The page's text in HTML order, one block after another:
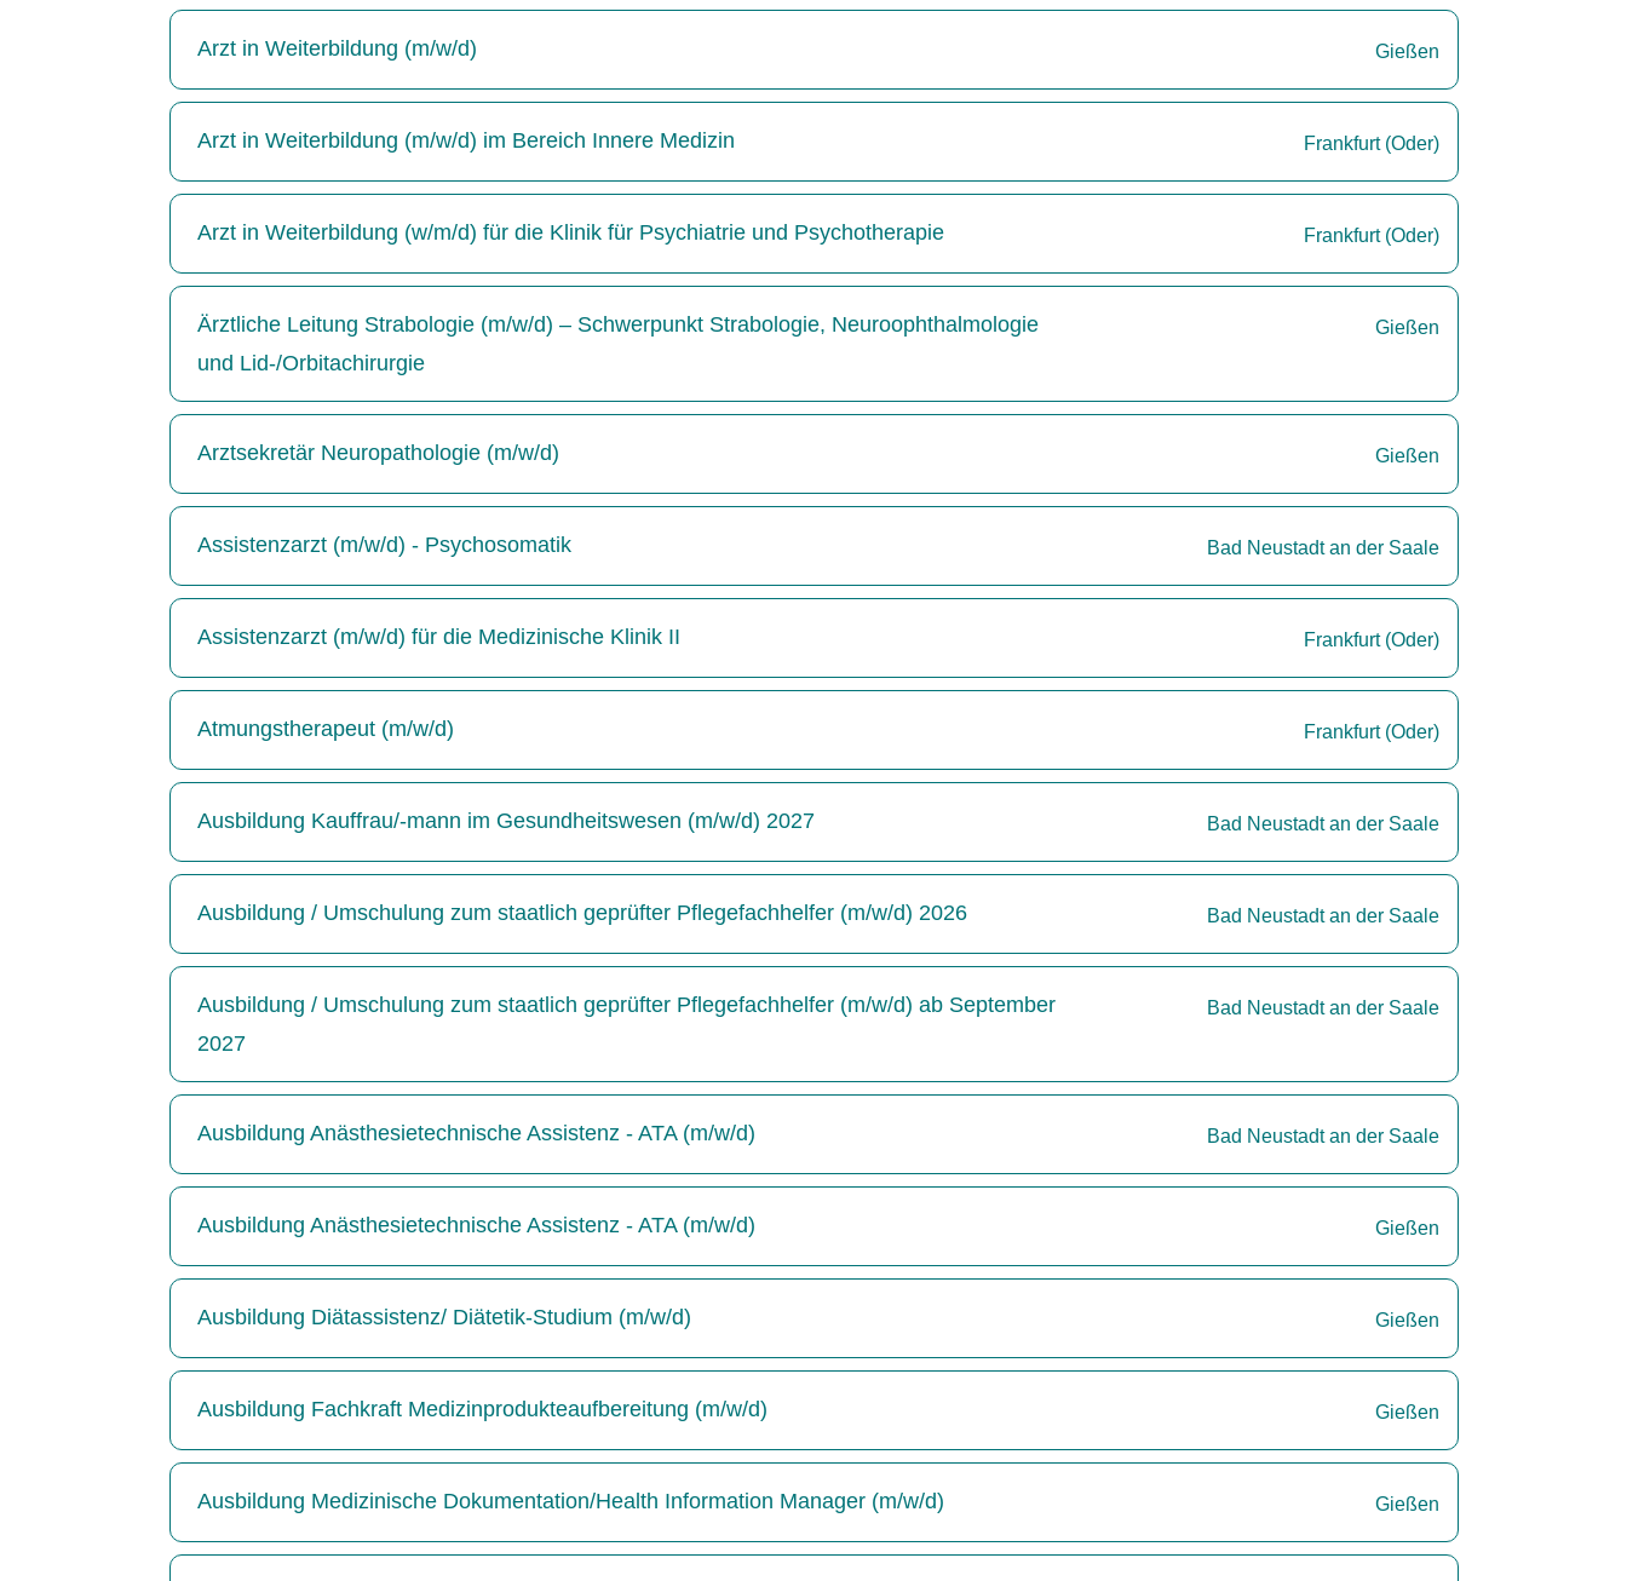
Arzt in Weiterbildung (m/w/d) Gießen
Arzt in Weiterbildung (m/w/d) im Bereich Innere Medizin Frankfurt (Oder)
Arzt in Weiterbildung (w/m/d) für die Klinik für Psychiatrie und Psychotherapie Frankfurt (Oder)
Ärztliche Leitung Strabologie (m/w/d) – Schwerpunkt Strabologie, Neuroophthalmologie
und Lid-/Orbitachirurgie
Gießen
Arztsekretär Neuropathologie (m/w/d) Gießen
Assistenzarzt (m/w/d) - Psychosomatik Bad Neustadt an der Saale
Assistenzarzt (m/w/d) für die Medizinische Klinik II Frankfurt (Oder)
Atmungstherapeut (m/w/d) Frankfurt (Oder)
Ausbildung Kauffrau/-mann im Gesundheitswesen (m/w/d) 2027 Bad Neustadt an der Saale
Ausbildung / Umschulung zum staatlich geprüfter Pflegefachhelfer (m/w/d) 2026 Bad Neustadt an der Saale
Ausbildung / Umschulung zum staatlich geprüfter Pflegefachhelfer (m/w/d) ab September
2027
Bad Neustadt an der Saale
Ausbildung Anästhesietechnische Assistenz - ATA (m/w/d) Bad Neustadt an der Saale
Ausbildung Anästhesietechnische Assistenz - ATA (m/w/d) Gießen
Ausbildung Diätassistenz/ Diätetik-Studium (m/w/d) Gießen
Ausbildung Fachkraft Medizinprodukteaufbereitung (m/w/d) Gießen
Ausbildung Medizinische Dokumentation/Health Information Manager (m/w/d) Gießen